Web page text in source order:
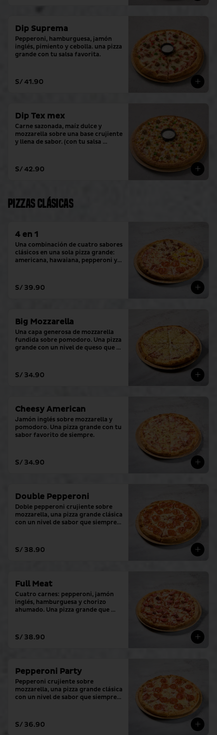
Dip Suprema
Pepperoni, hamburguesa, jamón
inglés, pimiento y cebolla. una pizza
grande con tu salsa favorita.
S/ 41.90
Dip Tex mex
Carne sazonada, maíz dulce y
mozzarella sobre una base crujiente
y llena de sabor. (con tu salsa
S/ 42.90
Pizzas clásicas
4 en 1
Una combinación de cuatro sabores
clásicos en una sola pizza grande:
americana, hawaiana, pepperoni y
S/ 39.90
Big Mozzarella
Una capa generosa de mozzarella
fundida sobre pomodoro. Una pizza
grande con un nivel de queso que lo
S/ 34.90
Cheesy American
Jamón inglés sobre mozzarella y
pomodoro. Una pizza grande con tu
sabor favorito de siempre.
S/ 34.90
Double Pepperoni
Doble pepperoni crujiente sobre
mozzarella, una pizza grande clásica
con un nivel de sabor que siempre
S/ 38.90
Full Meat
Cuatro carnes: pepperoni, jamón
inglés, hamburguesa y chorizo ​​
ahumado. Una pizza grande que
S/ 38.90
Pepperoni Party
Pepperoni crujiente sobre
mozzarella, una pizza grande clásica
con un nivel de sabor que siempre
S/ 36.90